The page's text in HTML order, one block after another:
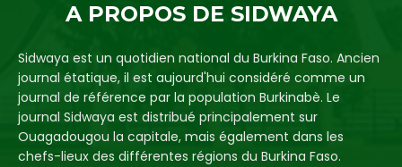
A PROPOS DE SIDWAYA
Sidwaya est un quotidien national du Burkina Faso. Ancien
journal étatique, il est aujourd'hui considéré comme un
journal de référence par la population Burkinabè. Le
journal Sidwaya est distribué principalement sur
Ouagadougou la capitale, mais également dans les
chefs-lieux des différentes régions du Burkina Faso.